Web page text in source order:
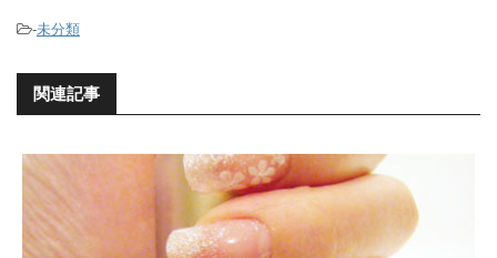
-未分類
関連記事